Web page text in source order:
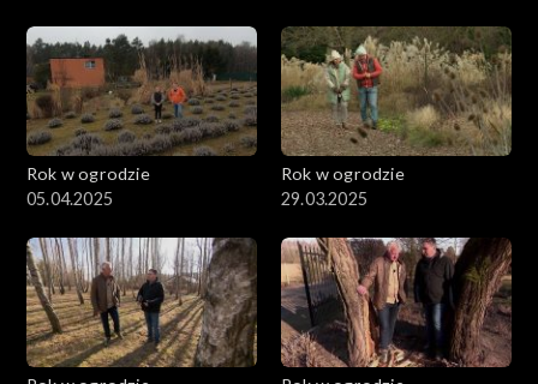
Rok w ogrodzie
05.04.2025
Rok w ogrodzie
29.03.2025